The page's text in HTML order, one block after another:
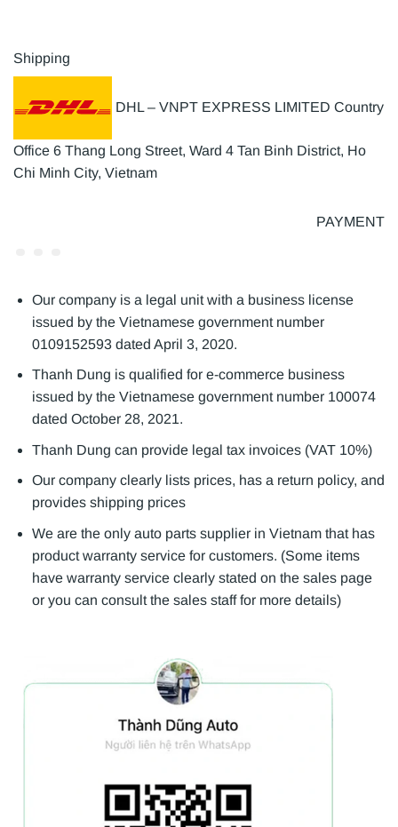
Shipping
DHL – VNPT EXPRESS LIMITED Country
Office 6 Thang Long Street, Ward 4 Tan Binh District, Ho
Chi Minh City, Vietnam
PAYMENT
Our company is a legal unit with a business license
issued by the Vietnamese government number
0109152593 dated April 3, 2020.
Thanh Dung is qualified for e-commerce business
issued by the Vietnamese government number 100074
dated October 28, 2021.
Thanh Dung can provide legal tax invoices (VAT 10%)
Our company clearly lists prices, has a return policy, and
provides shipping prices
We are the only auto parts supplier in Vietnam that has
product warranty service for customers. (Some items
have warranty service clearly stated on the sales page
or you can consult the sales staff for more details)